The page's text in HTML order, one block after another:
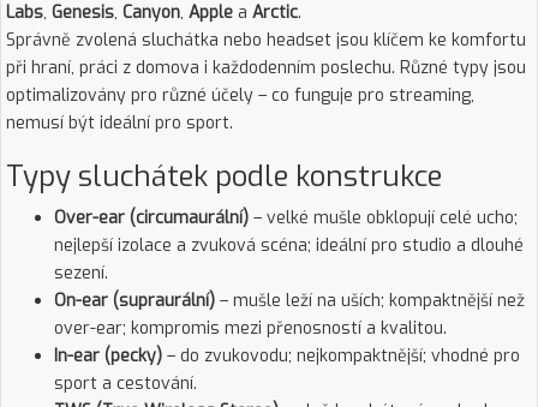
Labs, Genesis, Canyon, Apple a Arctic.
Správně zvolená sluchátka nebo headset jsou klíčem ke komfortu
při hraní, práci z domova i každodenním poslechu. Různé typy jsou
optimalizovány pro různé účely – co funguje pro streaming,
nemusí být ideální pro sport.
Typy sluchátek podle konstrukce
Over-ear (circumaurální) – velké mušle obklopují celé ucho;
nejlepší izolace a zvuková scéna; ideální pro studio a dlouhé
sezení.
On-ear (supraurální) – mušle leží na uších; kompaktnější než
over-ear; kompromis mezi přenosností a kvalitou.
In-ear (pecky) – do zvukovodu; nejkompaktnější; vhodné pro
sport a cestování.